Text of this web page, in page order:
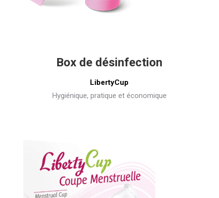
Box de désinfection
LibertyCup
Hygiénique, pratique et économique